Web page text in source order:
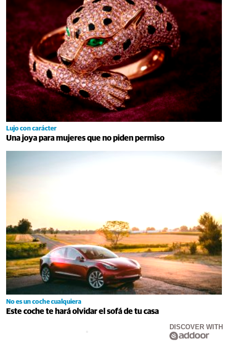
Lujo con carácter
Una joya para mujeres que no piden permiso
No es un coche cualquiera
Este coche te hará olvidar el sofá de tu casa
DISCOVER WITH